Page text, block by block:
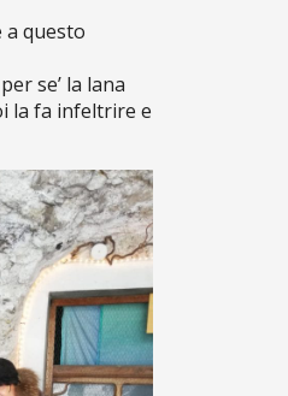
a questo
se’ la lana
la fa infeltrire e